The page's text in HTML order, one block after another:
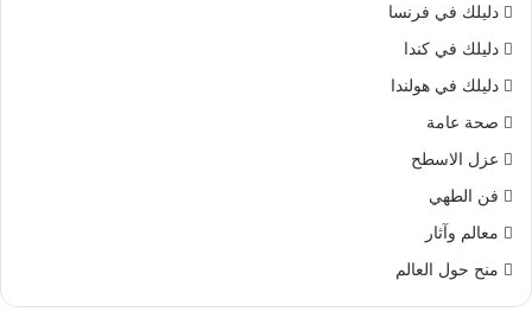
دليلك في فرنسا
دليلك في كندا
دليلك في هولندا
صحة عامة
عزل الاسطح
فن الطهي
معالم وآثار
منح حول العالم